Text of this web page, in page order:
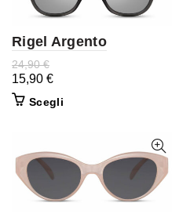
Rigel Argento
24,90€
15,90 €
Scegli